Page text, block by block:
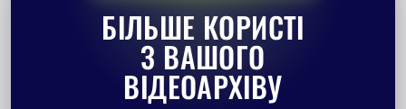
БІЛЬШЕ КОРИСТІ
З ВАШОГО
ВІДЕОАРХІВУ